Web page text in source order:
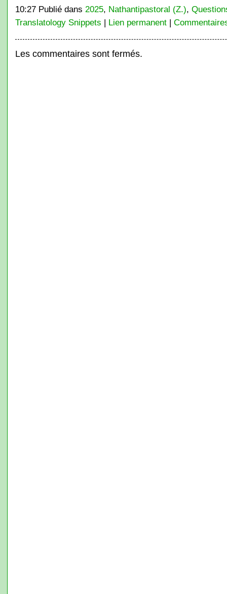
10:27 Publié dans 2025, Nathantipastoral (Z.),
Translatology Snippets | Lien permanent|
Les commentaires sont fermés.